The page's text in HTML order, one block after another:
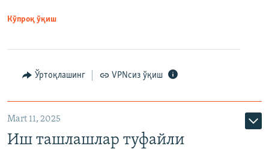
Кўпроқ ўқиш
Ўртоқлашинг VPNсиз ўқиш
Mart 11, 2025
Иш ташлашлар туфайли